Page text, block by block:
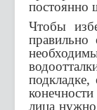
постоянно
Чтобы
правильно
лица